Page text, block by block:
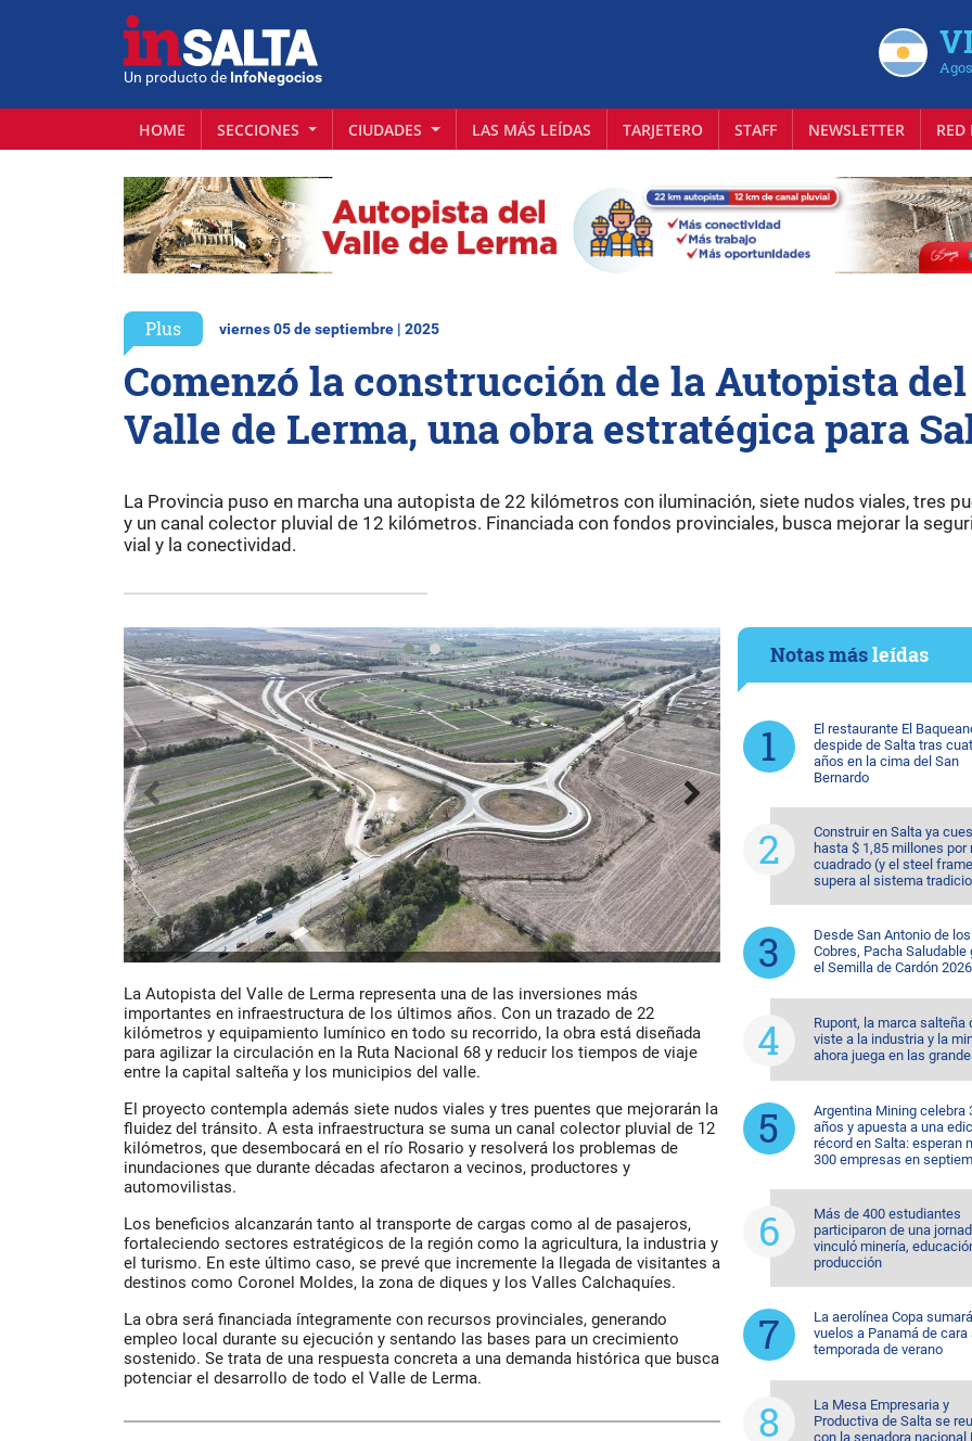
Un producto de InfoNegocios
HOME SECCIONES CIUDADES LAS MÁS LEÍDAS TARJETERO STAFF NEWSLETTER
Plus viernes 05 de septiembre | 2025
Comenzó la construcción de la Autopista del
Valle de Lerma, una obra estratégica para
La Provincia puso en marcha una autopista de 22 kilómetros con iluminación, siete nudos viales, tres
y un canal colector pluvial de 12 kilómetros. Financiada con fondos provinciales, busca mejorar la
vial y la conectividad.
La Autopista del Valle de Lerma representa una de las inversiones más
importantes en infraestructura de los últimos años. Con un trazado de 22
kilómetros y equipamiento lumínico en todo su recorrido, la obra está diseñada
para agilizar la circulación en la Ruta Nacional 68 y reducir los tiempos de viaje
entre la capital salteña y los municipios del valle.
El proyecto contempla además siete nudos viales y tres puentes que mejorarán la
fluidez del tránsito. A esta infraestructura se suma un canal colector pluvial de 12
kilómetros, que desembocará en el río Rosario y resolverá los problemas de
inundaciones que durante décadas afectaron a vecinos, productores y
automovilistas.
Los beneficios alcanzarán tanto al transporte de cargas como al de pasajeros,
fortaleciendo sectores estratégicos de la región como la agricultura, la industria y
el turismo. En este último caso, se prevé que incremente la llegada de visitantes a
destinos como Coronel Moldes, la zona de diques y los Valles Calchaquíes.
La obra será financiada íntegramente con recursos provinciales, generando
empleo local durante su ejecución y sentando las bases para un crecimiento
sostenido. Se trata de una respuesta concreta a una demanda histórica que busca
potenciar el desarrollo de todo el Valle de Lerma.
Notas másleídas
El restaurante El
despide de Salta tras
años en la cima del San
Bernardo
Construir en Salta ya
hasta $ 1,85 millones por
cuadrado (y el steel frame
supera al sistema
Desde San Antonio de los
Cobres, Pacha Saludable
el Semilla de Cardón 2026
Rupont, la marca salteña
viste a la industria y la
ahora juega en las
Argentina Mining celebra
años y apuesta a una
récord en Salta: esperan
300 empresas en
Más de 400 estudiantes
participaron de una
vinculó minería,
producción
La aerolínea Copa sumará
vuelos a Panamá de cara
temporada de verano
La Mesa Empresaria y
Productiva de Salta se
con la senadora nacional